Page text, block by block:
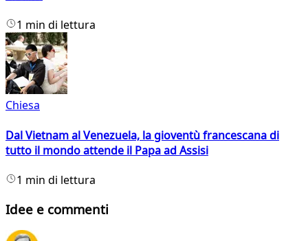
1 min di lettura
Chiesa
Dal Vietnam al Venezuela, la gioventù francescana di
tutto il mondo attende il Papa ad Assisi
1 min di lettura
Idee e commenti